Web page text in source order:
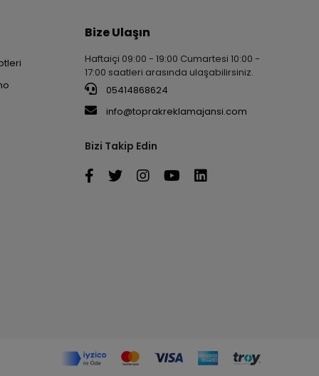
Bize Ulaşın
Haftaiçi 09:00 - 19:00 Cumartesi 10:00 -
17:00 saatleri arasında ulaşabilirsiniz.
05414868624
info@toprakreklamajansi.com
Bizi Takip Edin